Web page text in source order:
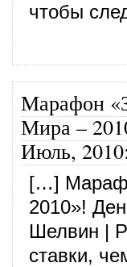
чтобы
Марафон
Мира –
Июль, 2010
[…]
2010»!
Шелвин |
ставки,